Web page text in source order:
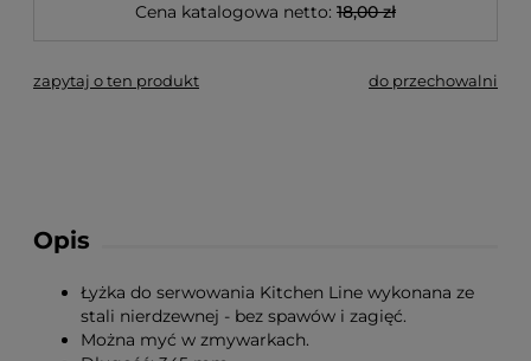
Cena katalogowa netto: 18,00 zł
zapytaj o ten produkt do przechowalni
Opis
Łyżka do serwowania Kitchen Line wykonana ze
stali nierdzewnej - bez spawów i zagięć.
Można myć w zmywarkach.